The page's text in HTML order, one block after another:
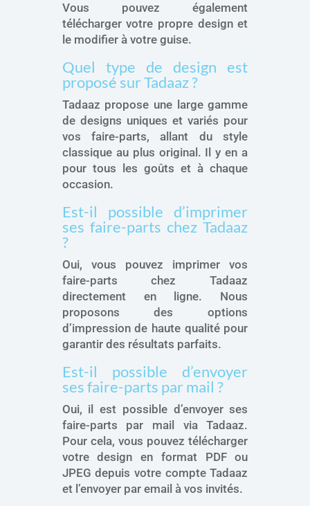
Vous pouvez également
télécharger votre propre design et
le modifier à votre guise.
Quel type de design est
proposé sur Tadaaz ?
Tadaaz propose une large gamme
de designs uniques et variés pour
vos faire-parts, allant du style
classique au plus original. Il y en a
pour tous les goûts et à chaque
occasion.
Est-il possible d’imprimer
ses faire-parts chez Tadaaz
?
Oui, vous pouvez imprimer vos
faire-parts chez Tadaaz
directement en ligne. Nous
proposons des options
d’impression de haute qualité pour
garantir des résultats parfaits.
Est-il possible d’envoyer
ses faire-parts par mail ?
Oui, il est possible d’envoyer ses
faire-parts par mail via Tadaaz.
Pour cela, vous pouvez télécharger
votre design en format PDF ou
JPEG depuis votre compte Tadaaz
et l’envoyer par email à vos invités.